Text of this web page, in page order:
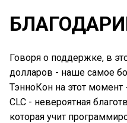
Говоря о поддержке, в
долларов - наше самое
ТэнноКон на этот момент
CLC - невероятная
которая учит